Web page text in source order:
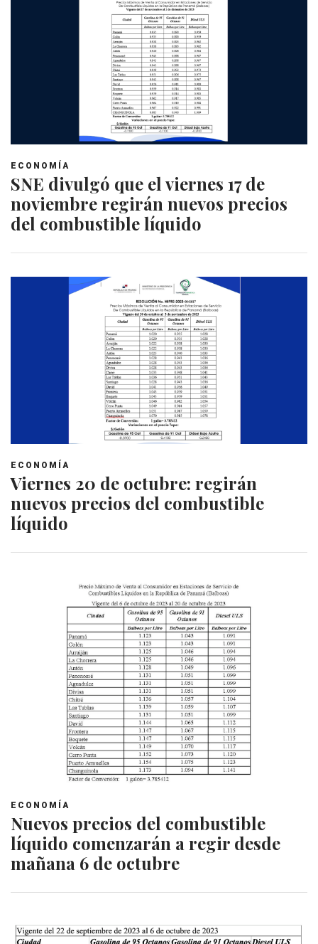
ECONOMÍA
SNE divulgó que el viernes 17 de
noviembre regirán nuevos precios
del combustible líquido
ECONOMÍA
Viernes 20 de octubre: regirán
nuevos precios del combustible
líquido
ECONOMÍA
Nuevos precios del combustible
líquido comenzarán a regir desde
mañana 6 de octubre